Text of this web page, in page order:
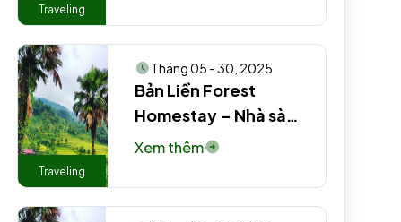
Traveling
Traveling
Tháng 05 - 30, 2025
Bản Liền Forest
Homestay – Nhà sàn
truyền thống người
Xem thêm